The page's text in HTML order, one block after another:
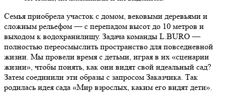
Семья приобрела участок с домом, вековыми деревьями и
сложным рельефом — с перепадом высот до 10 метров и
выходом к водохранилищу. Задача команды L.BURO —
полностью переосмыслить пространство для повседневной
жизни. Мы провели время с детьми, играя в их «сценарии
жизни», чтобы понять, как они видят свой идеальный сад?
Затем соединили эти образы с запросом Заказчика. Так
родилась идея сада «Мир взрослых, каким его видят дети».